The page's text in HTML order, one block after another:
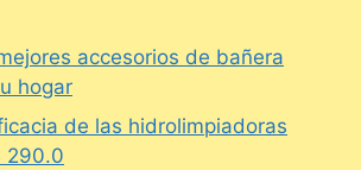
accesorios de bañera
hogar
de las hidrolimpiadoras
290.0